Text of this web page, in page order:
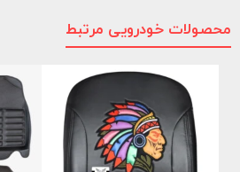
محصولات خودرویی مرتبط